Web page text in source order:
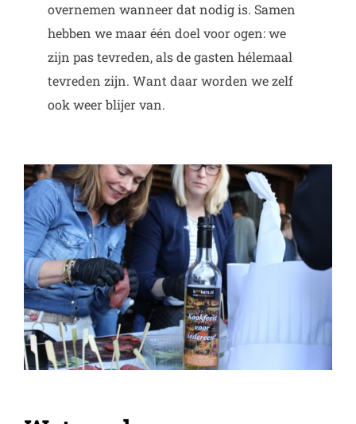
overnemen wanneer dat nodig is. Samen
hebben we maar één doel voor ogen: we
zijn pas tevreden, als de gasten hélemaal
tevreden zijn. Want daar worden we zelf
ook weer blijer van.